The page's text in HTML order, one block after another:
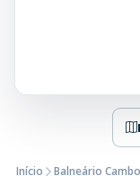
Início Balneário